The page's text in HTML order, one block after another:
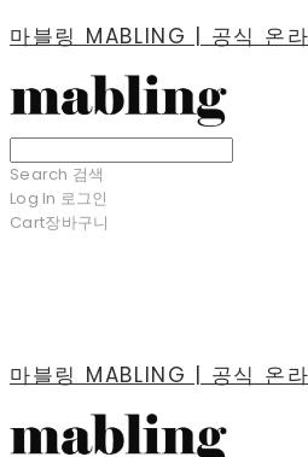
마블링 MABLING | 공식 온
Search 검색
Log In 로그인
Cart장바구니
마블링 MABLING | 공식 온